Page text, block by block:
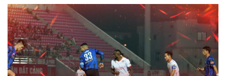
eSports
Hậu trường